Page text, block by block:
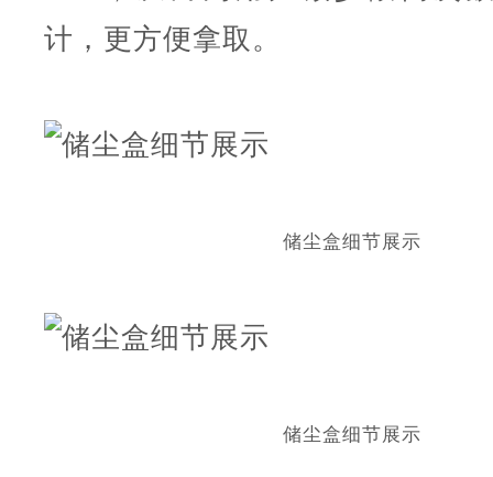
计，更方便拿取。
储尘盒细节展示
储尘盒细节展示